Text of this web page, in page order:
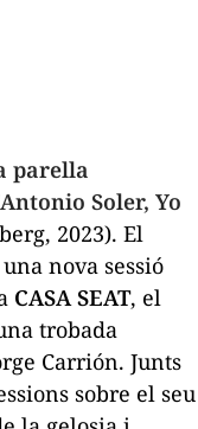
parella
Soler, Yo
2023). El
nova sessió
CASA SEAT, el
trobada
Carrión. Junts
sobre el seu